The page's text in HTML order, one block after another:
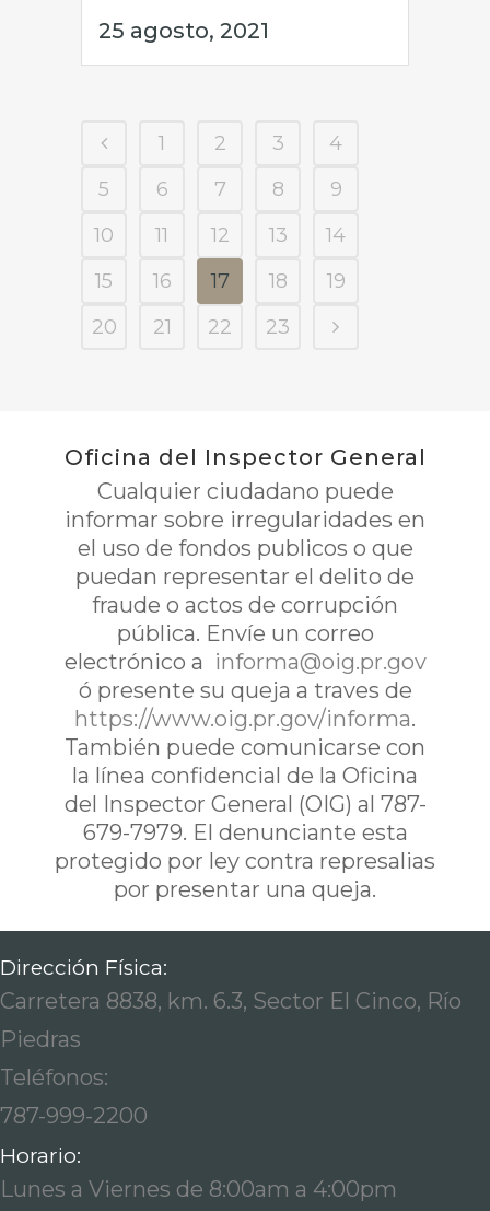
25 agosto, 2021
1 2 3
4
5
6 7 8
9
10
11 12 13
14
15
16 17 18
19
20
21 22 23
Oficina del Inspector General
Cualquier ciudadano puede
informar sobre irregularidades en
el uso de fondos publicos o que
puedan representar el delito de
fraude o actos de corrupción
pública. Envíe un correo
electrónico a informa@oig.pr.gov
ó presente su queja a traves de
https://www.oig.pr.gov/informa.
También puede comunicarse con
la línea confidencial de la Oficina
del Inspector General (OIG) al 787-
679-7979. El denunciante esta
protegido por ley contra represalias
por presentar una queja.
Dirección Física:
Carretera 8838, km. 6.3, Sector El Cinco, Río
Piedras
Teléfonos:
787-999-2200
Horario:
Lunes a Viernes de 8:00am a 4:00pm